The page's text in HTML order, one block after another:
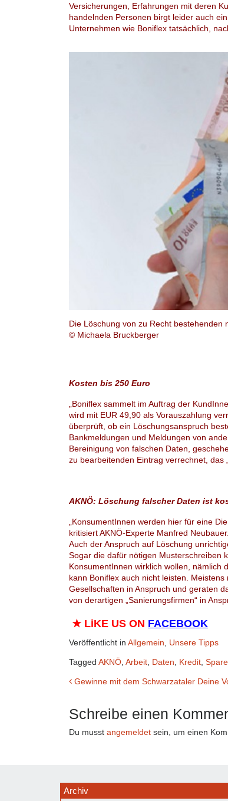
Versicherungen, Erfahrungen mit deren
handelnden Personen birgt leider auch
Unternehmen wie Boniflex tatsächlich,
Die Löschung von zu Recht bestehenden
© Michaela Bruckberger
Kosten bis 250 Euro
Boniflex sammelt im Auftrag der
wird mit EUR 49,90 als Vorauszahlung
überprüft, ob ein Löschungsanspruch
Bankmeldungen und Meldungen von
Bereinigung von falschen Daten,
zu bearbeitenden Eintrag verrechnet, das
AKNÖ: Löschung falscher Daten ist
KonsumentInnen werden hier für eine
kritisiert AKNÖ-Experte Manfred
Auch der Anspruch auf Löschung
Sogar die dafür nötigen Musterschreiben
KonsumentInnen wirklich wollen, nämlich
kann Boniflex auch nicht leisten.
Gesellschaften in Anspruch und geraten
von derartigen „Sanierungsfirmen“ in
★ LiKE US ON FACEBOOK
Veröffentlicht in Allgemein Unsere Tipps
Tagged AKNÖ Arbeit Daten Kredit
Beitrags-
Gewinne mit dem Schwarzataler Deine
Schreibe einen
Du musst angemeldet sein, um einen
Archiv